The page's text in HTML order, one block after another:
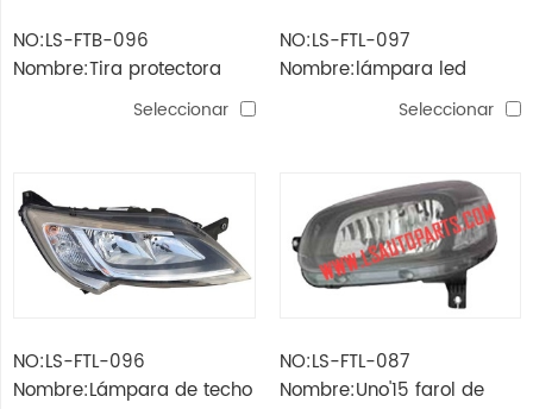
NO:LS-FTB-096
Nombre:Tira protectora
Seleccionar
NO:LS-FTL-097
Nombre:lámpara led
Seleccionar
NO:LS-FTL-096
Nombre:Lámpara de techo
NO:LS-FTL-087
Nombre:Uno'15 farol de